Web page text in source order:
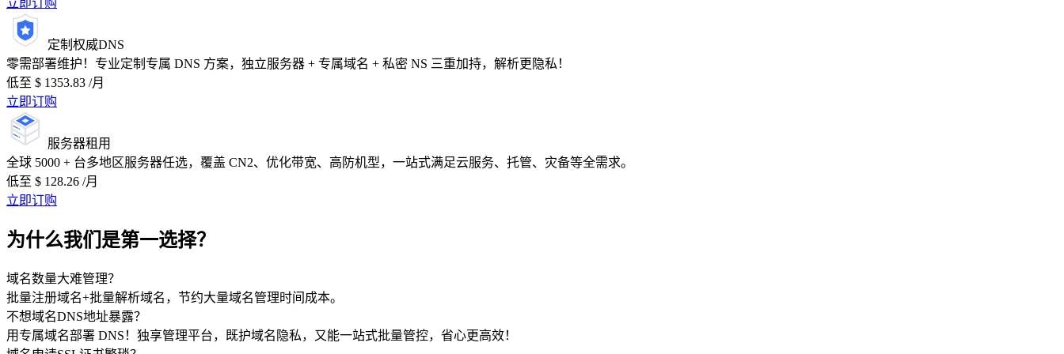
定制权威DNS
零需部署维护！专业定制专属 DNS 方案，独立服务器 + 专属域名 + 私密 NS 三重加持，解析更隐私！
低至 $ 1353.83 /月
立即订购
服务器租用
全球 5000 + 台多地区服务器任选，覆盖 CN2、优化带宽、高防机型，一站式满足云服务、托管、灾备等全需求。
低至 $ 128.26 /月
立即订购
为什么我们是第一选择？
域名数量大难管理？
批量注册域名+批量解析域名，节约大量域名管理时间成本。
不想域名DNS地址暴露？
用专属域名部署 DNS！独享管理平台，既护域名隐私，又能一站式批量管控，省心更高效！